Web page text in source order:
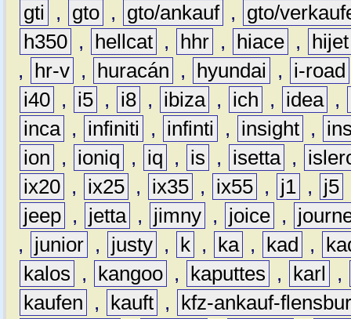
gti
, gto , gto/ankauf ,
gto/
h350 , hellcat , hhr , hiace ,
hijet
,
hr-v , huracán , hyundai ,
i-road
i40 , i5 , i8 , ibiza , ich , idea ,
inca , infiniti , infinti , insight ,
ion
, ioniq , iq , is , isetta ,
ix20 , ix25 , ix35 , ix55 , j1 , j5
jeep , jetta , jimny , joice ,
,
junior , justy , k , ka , kad ,
kalos
, kangoo , kaputtes , karl
,
kaufen
, kauft ,
kfz-ankauf-